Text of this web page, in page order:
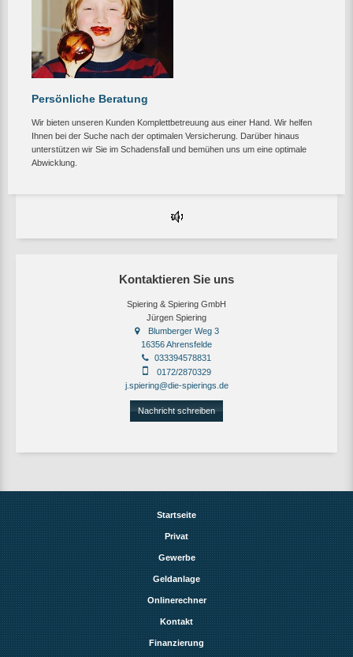
Kontaktieren Sie uns
Spiering & Spiering GmbH
Jürgen Spiering
Blumberger Weg 3
16356 Ahrensfelde
033394578831
0172/2870329
j.spiering@die-spierings.de
Nachricht schreiben
Persönliche Beratung
Wir bieten unseren Kunden Komplettbetreuung aus einer Hand. Wir helfen
Ihnen bei der Suche nach der optimalen Versicherung. Darüber hinaus
unterstützen wir Sie im Schadensfall und bemühen uns um eine optimale
Abwicklung.
Startseite
Privat
Gewerbe
Geldanlage
Onlinerechner
Kontakt
Finanzierung